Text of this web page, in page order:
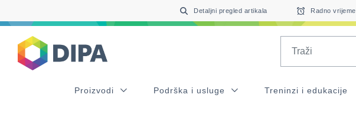
Detaljni pregled artikala Radno vrijeme
Proizvodi Podrška i usluge Treninzi i edukacije